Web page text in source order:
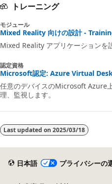
トレーニング
モジュール
Mixed Reality 向けの設計 -
Mixed Reality アプリケーションを
認定資格
Microsoft認定: Azure Virtual
任意のデバイスのMicrosoft Azure
理、監視します。
Last updated on 2025/03/18
日本語 プライバシーの